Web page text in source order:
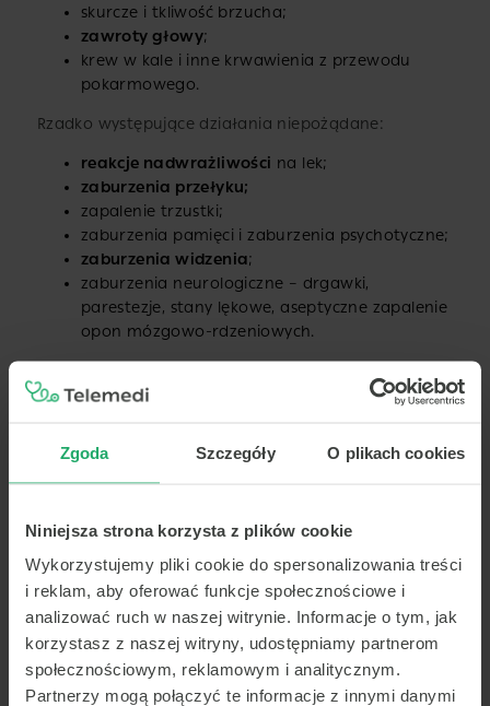
Zgoda Szczegóły O plikach cookies
Niniejsza strona korzysta z plików cookie
Wykorzystujemy pliki cookie do spersonalizowania treści
i reklam, aby oferować funkcje społecznościowe i
analizować ruch w naszej witrynie. Informacje o tym, jak
korzystasz z naszej witryny, udostępniamy partnerom
społecznościowym, reklamowym i analitycznym.
Partnerzy mogą połączyć te informacje z innymi danymi
skurcze i tkliwość brzucha;
zawroty głowy;
krew w kale i inne krwawienia z przewodu
pokarmowego.
Rzadko występujące działania niepożądane:
reakcje nadwrażliwości na lek;
zaburzenia przełyku;
zapalenie trzustki;
zaburzenia pamięci i zaburzenia psychotyczne;
zaburzenia widzenia;
zaburzenia neurologiczne – drgawki,
parestezje, stany lękowe, aseptyczne zapalenie
opon mózgowo-rdzeniowych.